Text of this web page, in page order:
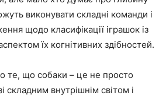
виконувати складні команди і
щодо класифікації іграшок із
їх когнітивних здібностей.
те, що собаки – це не просто
складним внутрішнім світом і